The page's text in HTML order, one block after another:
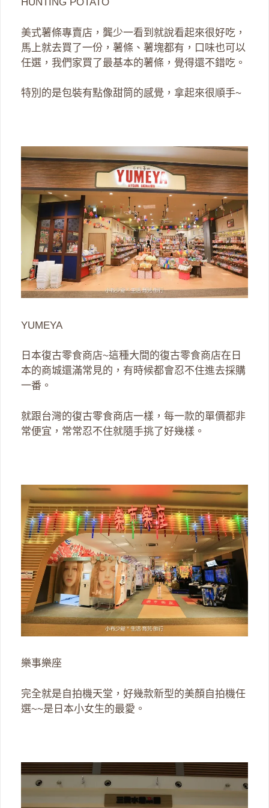
HUNTING POTATO
美式薯條專賣店，龔少一看到就說看起來很好吃，
馬上就去買了一份，薯條、薯塊都有，口味也可以
任選，我們家買了最基本的薯條，覺得還不錯吃。
特別的是包裝有點像甜筒的感覺，拿起來很順手~
YUMEYA
日本復古零食商店~這種大間的復古零食商店在日
本的商城還滿常見的，有時候都會忍不住進去採購
一番。
就跟台灣的復古零食商店一樣，每一款的單價都非
常便宜，常常忍不住就隨手挑了好幾樣。
樂事樂座
完全就是自拍機天堂，好幾款新型的美顏自拍機任
選~~是日本小女生的最愛。